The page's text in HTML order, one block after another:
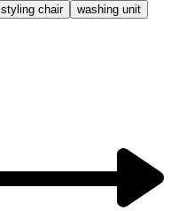
styling chair washing unit